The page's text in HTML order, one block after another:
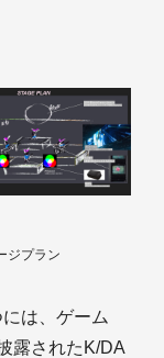
ジプラン
は、ゲーム
露されたK/DA